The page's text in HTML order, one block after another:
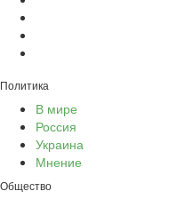
Политика
В мире
Россия
Украина
Мнение
Общество